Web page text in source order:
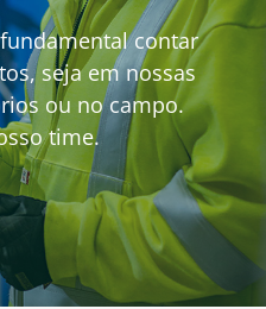
contar
seja em nossas
ou no campo.
time.